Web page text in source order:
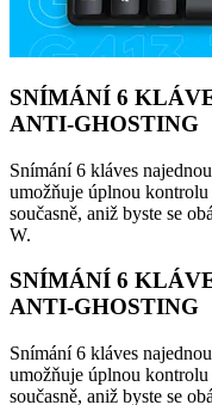
SNÍMÁNÍ 6
ANTI-GHOSTING
Snímání 6 kláves
umožňuje úplnou
současně, aniž byste se
W.
SNÍMÁNÍ 6
ANTI-GHOSTING
Snímání 6 kláves
umožňuje úplnou
současně, aniž byste se